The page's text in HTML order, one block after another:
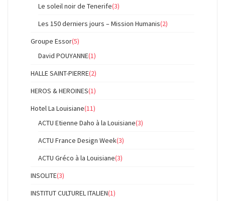
Le soleil noir de Tenerife(3)
Les 150 derniers jours – Mission Humanis(2)
Groupe Essor(5)
David POUYANNE(1)
HALLE SAINT-PIERRE(2)
HEROS & HEROINES(1)
Hotel La Louisiane(11)
ACTU Etienne Daho à la Louisiane(3)
ACTU France Design Week(3)
ACTU Gréco à la Louisiane(3)
INSOLITE(3)
INSTITUT CULTUREL ITALIEN(1)